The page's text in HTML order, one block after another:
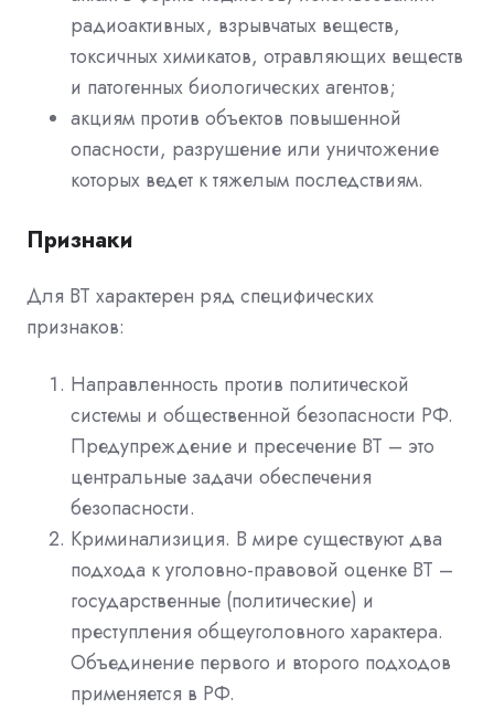
радиоактивных, взрывчатых веществ,
токсичных химикатов, отравляющих веществ
и патогенных биологических агентов;
акциям против объектов повышенной
опасности, разрушение или уничтожение
которых ведет к тяжелым последствиям.
Признаки
Для ВТ характерен ряд специфических
признаков:
Направленность против политической
системы и общественной безопасности РФ.
Предупреждение и пресечение ВТ – это
центральные задачи обеспечения
безопасности.
Криминализиция. В мире существуют два
подхода к уголовно-правовой оценке ВТ –
государственные (политические) и
преступления общеуголовного характера.
Объединение первого и второго подходов
применяется в РФ.